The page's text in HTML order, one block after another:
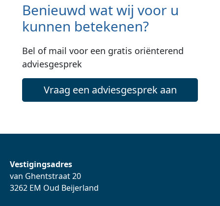
Benieuwd wat wij voor u
kunnen betekenen?
Bel of mail voor een gratis oriënterend
adviesgesprek
Vraag een adviesgesprek aan
Vestigingsadres
van Ghentstraat 20
3262 EM Oud Beijerland